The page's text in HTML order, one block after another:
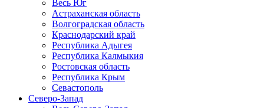
Весь Юг
Астраханская область
Волгоградская область
Краснодарский край
Республика Адыгея
Республика Калмыкия
Ростовская область
Республика Крым
Севастополь
Северо-Запад